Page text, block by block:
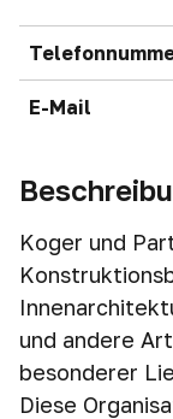
E-Mail
Koger und
und andere
besonderer
Diese